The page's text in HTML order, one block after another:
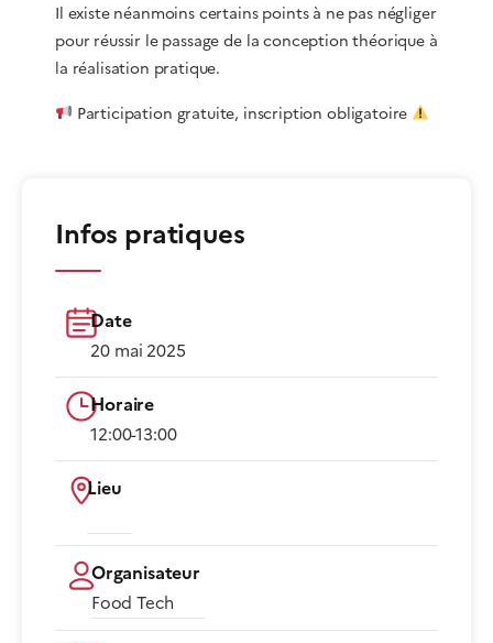
Il existe néanmoins certains points à ne pas négliger
pour réussir le passage de la conception théorique à
la réalisation pratique.
Participation gratuite, inscription obligatoire
Infos pratiques
Date
20 mai 2025
Horaire
12:00-13:00​
Lieu
Organisateur
Food Tech